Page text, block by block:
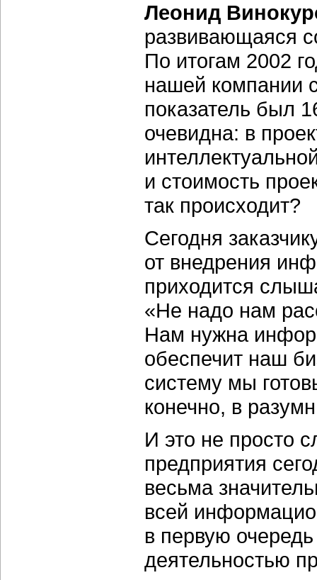
Леонид
развивающаяся
По итогам 2002
нашей компании
показатель был
очевидна: в
и стоимость
так происходит?
Сегодня
от внедрения
приходится
«Не надо нам
Нам нужна
обеспечит наш
систему мы
конечно, в
И это не просто
предприятия
весьма
всей
в первую
деятельностью